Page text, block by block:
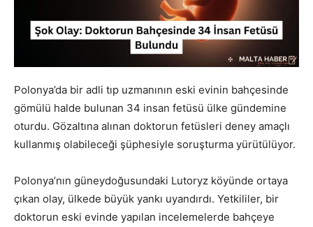
Polonya’da bir adli tıp uzmanının eski evinin bahçesinde
gömülü halde bulunan 34 insan fetüsü ülke gündemine
oturdu. Gözaltına alınan doktorun fetüsleri deney amaçlı
kullanmış olabileceği şüphesiyle soruşturma yürütülüyor.
Polonya’nın güneydoğusundaki Lutoryz köyünde ortaya
çıkan olay, ülkede büyük yankı uyandırdı. Yetkililer, bir
doktorun eski evinde yapılan incelemelerde bahçeye